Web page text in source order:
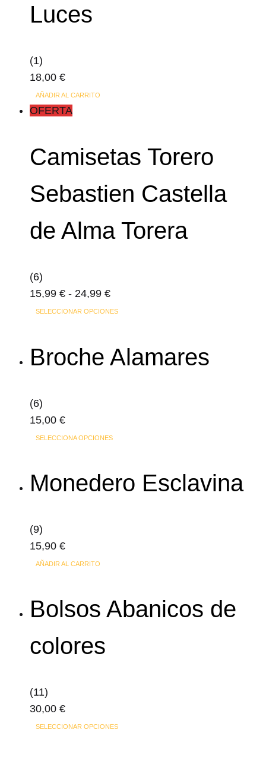
Luces
(1)
18,00 €
AÑADIR AL CARRITO
OFERTA
Camisetas Torero
Sebastien Castella
de Alma Torera
(6)
15,99 € - 24,99 €Rango
de
15,99 €
SELECCIONAR OPCIONESEste
múltiples
en
la
Broche Alamares
(6)
15,00 €
SELECCIONA OPCIONES
Monedero Esclavina
(9)
15,90 €
AÑADIR AL CARRITO
Bolsos Abanicos de
colores
(11)
30,00 €
SELECCIONAR OPCIONESEste